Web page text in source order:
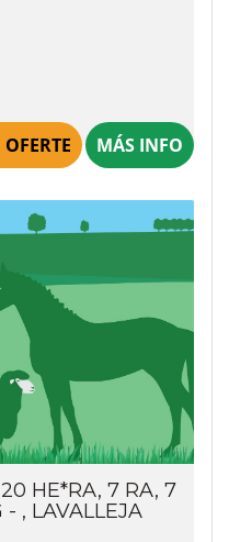
OFERTE MÁS INFO
HE*RA, 7 RA, 7
- , LAVALLEJA